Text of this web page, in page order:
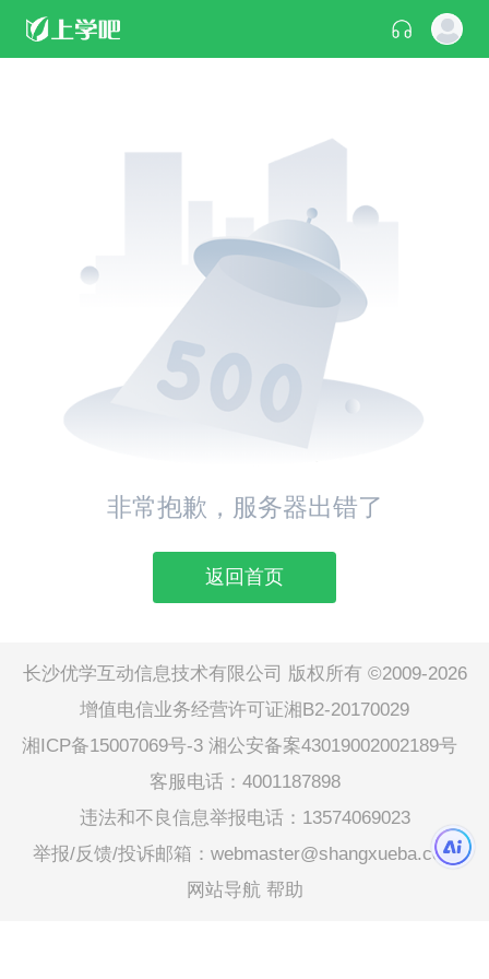
非常抱歉，服务器出错了
返回首页
长沙优学互动信息技术有限公司 版权所有 ©2009-2026
增值电信业务经营许可证湘B2-20170029
湘ICP备15007069号-3 湘公安备案43019002002189号
客服电话：4001187898
违法和不良信息举报电话：13574069023
举报/反馈/投诉邮箱：webmaster@shangxueba.com
网站导航 帮助